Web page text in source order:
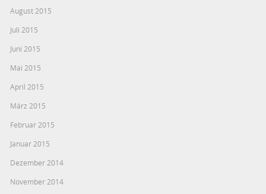
August 2015
Juli 2015
Juni 2015
Mai 2015
April 2015
März 2015
Februar 2015
Januar 2015
Dezember 2014
November 2014